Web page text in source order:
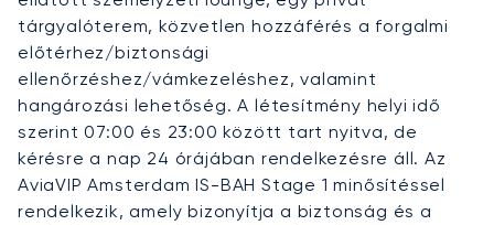
tárgyalóterem, közvetlen hozzáférés a forgalmi
előtérhez/biztonsági
ellenőrzéshez/vámkezeléshez, valamint
hangározási lehetőség. A létesítmény helyi idő
szerint 07:00 és 23:00 között tart nyitva, de
kérésre a nap 24 órájában rendelkezésre áll. Az
AviaVIP Amsterdam IS-BAH Stage 1 minősítéssel
rendelkezik, amely bizonyítja a biztonság és a